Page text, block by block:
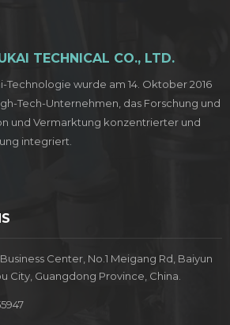
TECHNICAL CO., LTD.
Technologie wurde am 14. Oktober 2016
Tech-Unternehmen, das Forschung und
und Vermarktung konzentrierter und
integriert.
Center, No.1 Meigang Rd, Baiyun
City, Guangdong Province, China.